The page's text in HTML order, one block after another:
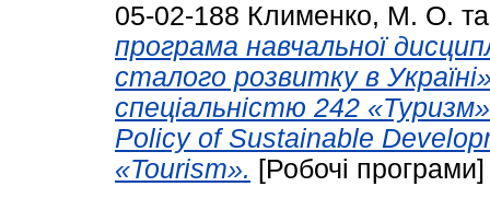
05-02-188 Клименко, М. О.
програма навчальної
сталого розвитку в
спеціальністю 242
Policy of Sustainable
«Tourism». [Робочі програми]